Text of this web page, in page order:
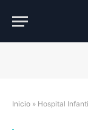
Inicio » Hospital